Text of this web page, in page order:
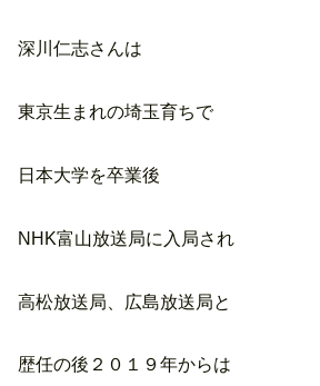
深川仁志さんは
東京生まれの埼玉育ちで
日本大学を卒業後
NHK富山放送局に入局され
高松放送局、広島放送局と
歴任の後２０１９年からは